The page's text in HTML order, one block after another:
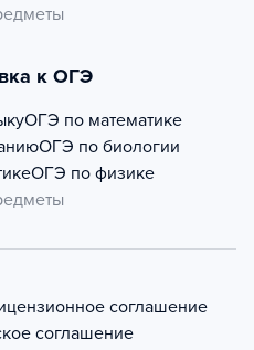
к ОГЭ
ОГЭ по математике
ОГЭ по биологии
ОГЭ по физике
соглашение
соглашение